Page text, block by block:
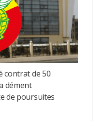
contrat de 50
dément
de poursuites